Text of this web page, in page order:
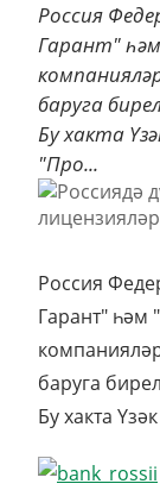
Россия
Гарант"
баруга
Бу хакта
"Про...
Россия
Гарант" һәм
баруга
Бу хакта